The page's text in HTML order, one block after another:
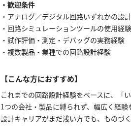
・歓迎条件
・アナログ／デジタル回路いずれかの設
・回路シミュレーションツールの使用経験
・試作評価・測定・デバッグの実務経験
・複数製品・業種での回路設計経験
【こんな方におすすめ】
これまでの回路設計経験をベースに、「
1つの会社・製品に縛られず、幅広く経験
設計キャリアがまだ浅い方でも、ものづ